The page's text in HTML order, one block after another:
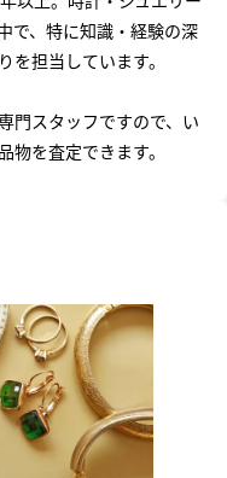
で、特に知識・経験の深
担当しています。
門スタッフですので、い
を査定できます。